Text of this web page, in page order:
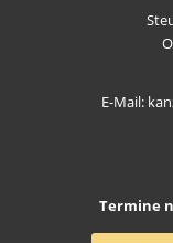
E-Mail:
Termine